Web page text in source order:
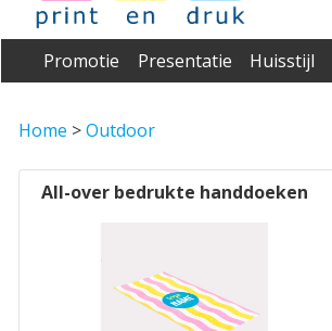
Promotie Presentatie Huisstijl
Home >Outdoor
All-over bedrukte handdoeken